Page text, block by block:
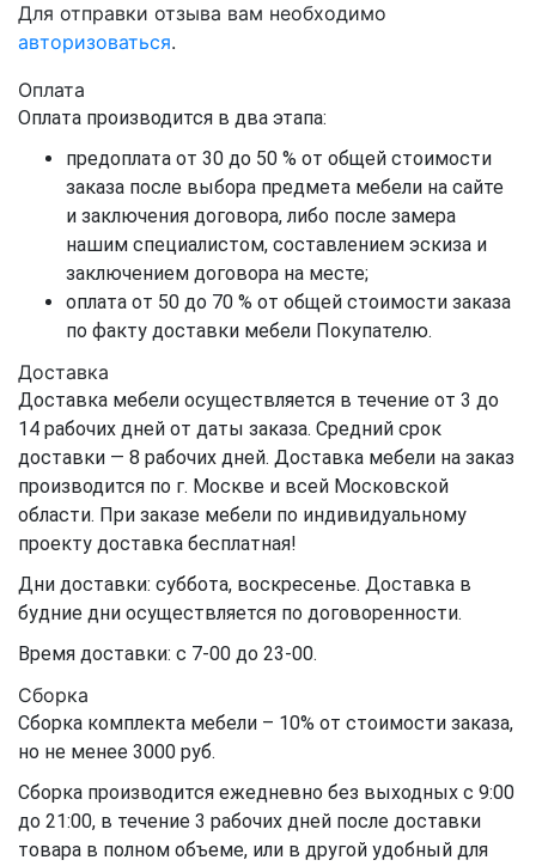
Для отправки отзыва вам необходимо
авторизоваться.
Оплата
Оплата производится в два этапа:
предоплата от 30 до 50 % от общей стоимости
заказа после выбора предмета мебели на сайте
и заключения договора, либо после замера
нашим специалистом, составлением эскиза и
заключением договора на месте;
оплата от 50 до 70 % от общей стоимости заказа
по факту доставки мебели Покупателю.
Доставка
Доставка мебели осуществляется в течение от 3 до
14 рабочих дней от даты заказа. Средний срок
доставки — 8 рабочих дней. Доставка мебели на заказ
производится по г. Москве и всей Московской
области. При заказе мебели по индивидуальному
проекту доставка бесплатная!
Дни доставки: суббота, воскресенье. Доставка в
будние дни осуществляется по договоренности.
Время доставки: с 7-00 до 23-00.
Сборка
Сборка комплекта мебели – 10% от стоимости заказа,
но не менее 3000 руб.
Сборка производится ежедневно без выходных с 9:00
до 21:00, в течение 3 рабочих дней после доставки
товара в полном объеме, или в другой удобный для